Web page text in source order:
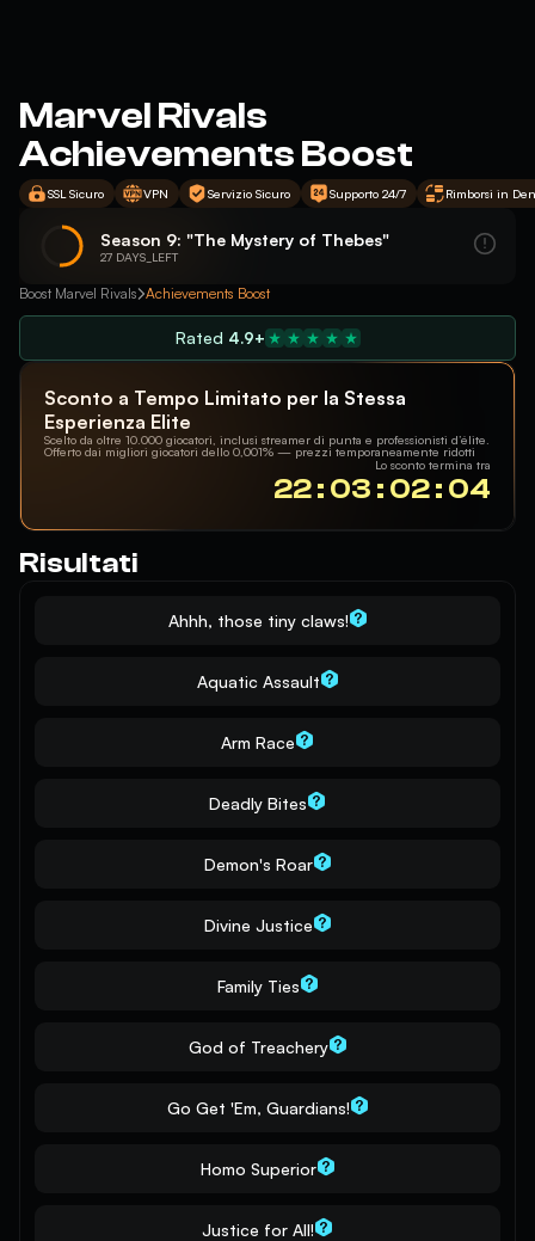
Marvel Rivals
Achievements Boost
SSL Sicuro VPN Servizio Sicuro Supporto 24/7 Rimborsi in
Season 9: "The Mystery of Thebes"
27 DAYS_LEFT
Boost Marvel Rivals Achievements Boost
Rated 4.9+
Sconto a Tempo Limitato per la Stessa
Esperienza Elite
Scelto da oltre 10.000 giocatori, inclusi streamer di punta e professionisti d’élite.
Offerto dai migliori giocatori dello 0,001% — prezzi temporaneamente ridotti
Lo sconto termina tra
22 : 03 : 02 : 03
Risultati
Ahhh, those tiny claws!
Aquatic Assault
Arm Race
Deadly Bites
Demon's Roar
Divine Justice
Family Ties
God of Treachery
Go Get 'Em, Guardians!
Homo Superior
Justice for All!